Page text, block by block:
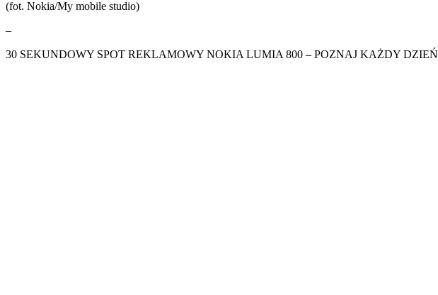
(fot. Nokia/My mobile studio)
–
30 SEKUNDOWY SPOT REKLAMOWY NOKIA LUMIA 800 – POZNAJ KAŻDY DZIEŃ